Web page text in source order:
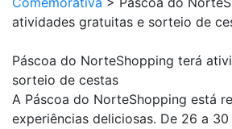
atividades gratuitas e sorteio de
Páscoa do NorteShopping terá
sorteio de cestas
A Páscoa do NorteShopping está
experiências deliciosas. De 26 a